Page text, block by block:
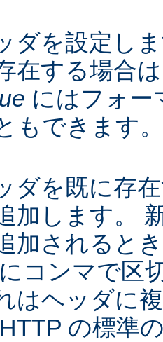
ダを設定し
在する場合
にはフォー
もできます。
ダを既に存
加します。
加されると
コンマで区
はヘッダに
の標準